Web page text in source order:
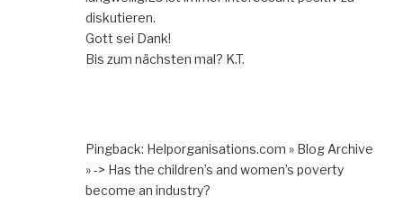
diskutieren.
Gott sei Dank!
Bis zum nächsten mal? K.T.
Pingback: Helporganisations.com » Blog Archive
» -> Has the children’s and women’s poverty
become an industry?